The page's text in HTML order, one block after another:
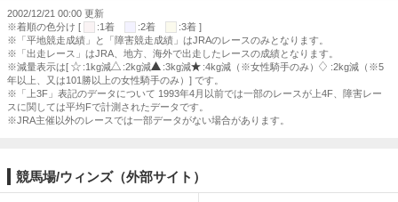
2002/12/21 00:00 更新
※着順の色分け [
:1着 :2着
:3着 ]
※「平地競走成績」と「障害競走成績」はJRAのレースのみとなります。
※「出走レース」はJRA、地方、海外で出走したレースの成績となります。
※減量表示は[
:1kg減 :2kg減 :3kg減 :4kg減（※女性騎手のみ）
:2kg減（※5
年以上、又は101勝以上の女性騎手のみ）] です。
※「上3F」表記のデータについて 1993年4月以前では一部のレースが上4F、障害レー
スに関しては平均Fで計測されたデータです。
※JRA主催以外のレースでは一部データがない場合があります。
競馬場/ウィンズ（外部サイト）